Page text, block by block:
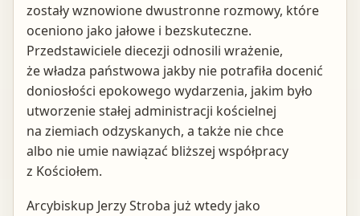
zostały wznowione dwustronne rozmowy, które
oceniono jako jałowe i bezskuteczne.
Przedstawiciele diecezji odnosili wrażenie,
że władza państwowa jakby nie potrafiła docenić
doniosłości epokowego wydarzenia, jakim było
utworzenie stałej administracji kościelnej
na ziemiach odzyskanych, a także nie chce
albo nie umie nawiązać bliższej współpracy
z Kościołem.
Arcybiskup Jerzy Stroba już wtedy jako